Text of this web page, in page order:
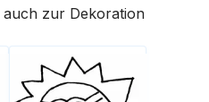
zur Dekoration